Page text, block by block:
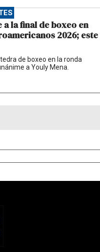
a la final de boxeo en
2026; este
de boxeo en la ronda
a Youly Mena.